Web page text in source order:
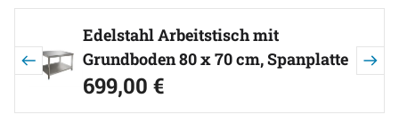
Artikel überspringen
Edelstahl Arbeitstisch mit
Grundboden 80 x 70 cm, Spanplatte
unterfüttert
699,00 €